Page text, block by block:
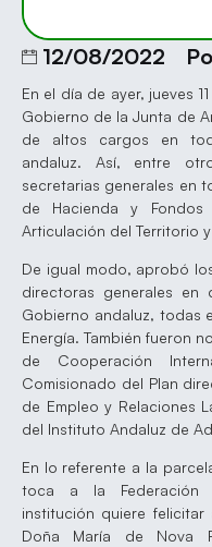
12/08/2022
En el día de ayer, jueves
Gobierno de la Junta de
de altos cargos en
andaluz. Así, entre
secretarias generales en
de Hacienda y
Articulación del Territorio
De igual modo, aprobó
directoras generales
Gobierno andaluz, todas
Energía. También fueron
de Cooperación
Comisionado del Plan
de Empleo y Relaciones
del Instituto Andaluz de
En lo referente a la
toca a la Federación
institución quiere felicitar
Doña María de Nova